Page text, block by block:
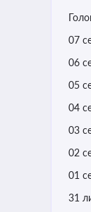
07
06
05
04
03
02
01
31